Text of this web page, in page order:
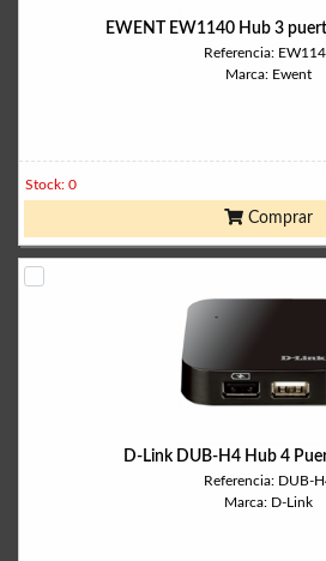
EWENT EW1140 Hub 3
Referencia:
Marca: Ewent
Stock: 0
Comprar
D-Link DUB-H4 Hub 4
Referencia: DUB-
Marca: D-Link